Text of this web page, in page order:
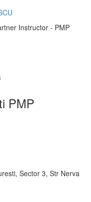
Instructor - PMP
PMP
Sector 3, Str Nerva